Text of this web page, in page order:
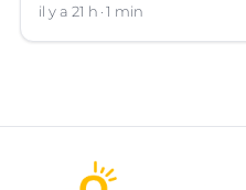
il y a 21 h 1 min